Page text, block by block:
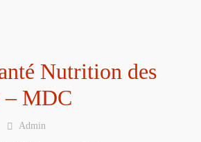
Nutrition des
– MDC
Admin